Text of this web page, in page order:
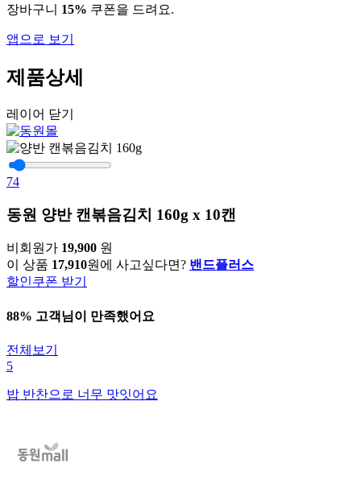
장바구니 15% 쿠폰을 드려요.
앱으로 보기
제품상세
레이어 닫기
74
동원 양반 캔볶음김치 160g x 10캔
비회원가 19,900 원
이 상품 17,910원에 사고싶다면? 밴드플러스
할인쿠폰 받기
88% 고객님이 만족했어요
전체보기
5
밥 반찬으로 너무 맛잇어요